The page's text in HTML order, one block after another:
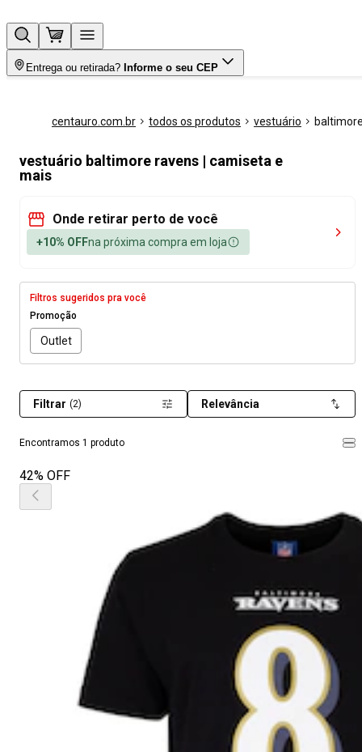
Entrega ou retirada? Informe o seu CEP
centauro.com.br todos os produtos vestuário
vestuário baltimore ravens | camiseta e
mais
Onde retirar perto de você
+10% OFFna próxima compra em loja
Filtros sugeridos pra você
Promoção
Outlet
Encontramos 1 produto
Filtrar (2) Relevância
42% OFF